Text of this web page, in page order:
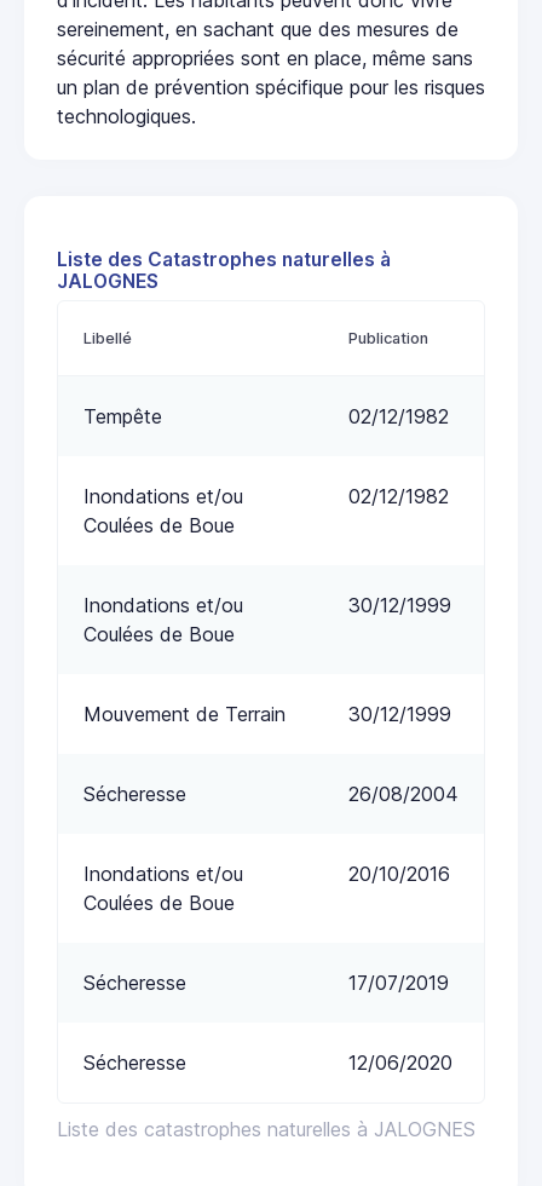
sereinement, en sachant que des mesures de
sécurité appropriées sont en place, même sans
un plan de prévention spécifique pour les risques
technologiques.
Liste des Catastrophes naturelles à
JALOGNES
Liste des catastrophes naturelles à JALOGNES
Libellé Publication
Tempête 02/12/1982
Inondations et/ou
Coulées de Boue
02/12/1982
Inondations et/ou
Coulées de Boue
30/12/1999
Mouvement de Terrain 30/12/1999
Sécheresse 26/08/2004
Inondations et/ou
Coulées de Boue
20/10/2016
Sécheresse 17/07/2019
Sécheresse 12/06/2020